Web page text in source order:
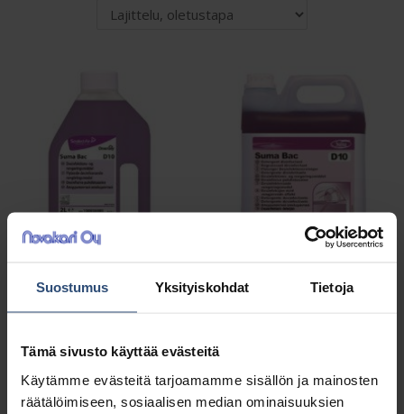
Suostumus Yksityiskohdat Tietoja
Tämä sivusto käyttää evästeitä
Käytämme evästeitä tarjoamamme sisällön ja mainosten
räätälöimiseen, sosiaalisen median ominaisuuksien
desinfiointiaine
28,07€ alv 0% 56,83€ alv 0%